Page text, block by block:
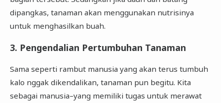
dipangkas, tanaman akan menggunakan nutrisinya
untuk menghasilkan buah.
3. Pengendalian Pertumbuhan Tanaman
Sama seperti rambut manusia yang akan terus tumbuh
kalo nggak dikendalikan, tanaman pun begitu. Kita
sebagai manusia–yang memiliki tugas untuk merawat